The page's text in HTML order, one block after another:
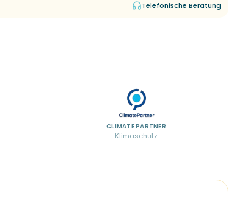
Telefonische Beratung
CLIMATE PARTNER
Klimaschutz